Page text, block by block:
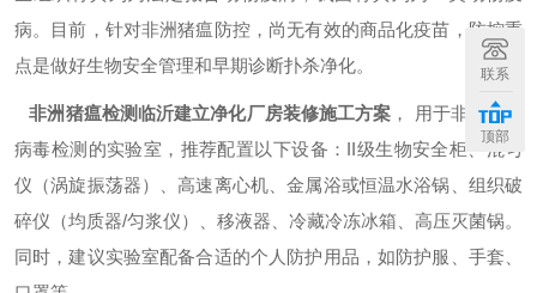
病。目前，针对非洲猪瘟防控，尚无有效的商品化疫苗，防控重
点是做好生物安全管理和早期诊断扑杀净化。
非洲猪瘟检测临沂建立净化厂房装修施工方案 ， 用于非洲猪瘟
病毒检测的实验室，推荐配置以下设备：II级生物安全柜、混匀
仪（涡旋振荡器）、高速离心机、金属浴或恒温水浴锅、组织破
碎仪（均质器/匀浆仪）、移液器、冷藏冷冻冰箱、高压灭菌锅。
同时，建议实验室配备合适的个人防护用品，如防护服、手套、
联系
顶部